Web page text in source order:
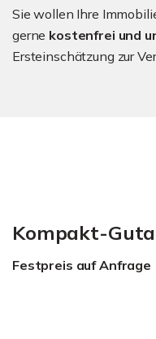
Sie wollen Ihre
gerne kostenfrei und
Ersteinschätzung zur
Kompakt-
Festpreis auf Anfrage